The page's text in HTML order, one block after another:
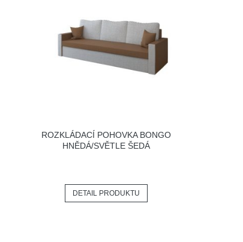
ROZKLÁDACÍ POHOVKA BONGO
HNĚDÁ/SVĚTLE ŠEDÁ
DETAIL PRODUKTU